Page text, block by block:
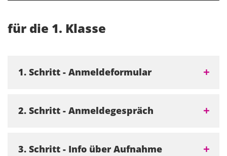
für die 1. Klasse
1. Schritt - Anmeldeformular
2. Schritt - Anmeldegespräch
3. Schritt - Info über Aufnahme